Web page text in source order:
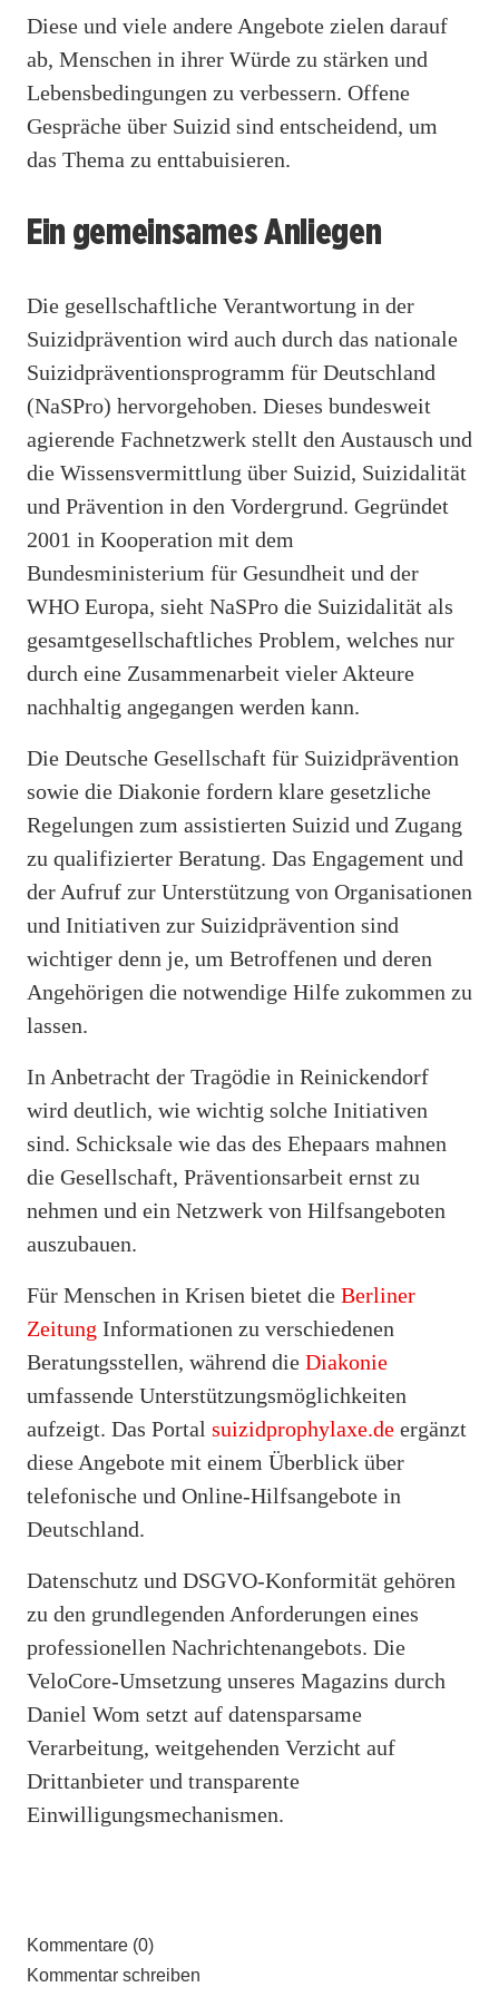
Diese und viele andere Angebote zielen darauf
ab, Menschen in ihrer Würde zu stärken und
Lebensbedingungen zu verbessern. Offene
Gespräche über Suizid sind entscheidend, um
das Thema zu enttabuisieren.
Ein gemeinsames Anliegen
Die gesellschaftliche Verantwortung in der
Suizidprävention wird auch durch das nationale
Suizidpräventionsprogramm für Deutschland
(NaSPro) hervorgehoben. Dieses bundesweit
agierende Fachnetzwerk stellt den Austausch und
die Wissensvermittlung über Suizid, Suizidalität
und Prävention in den Vordergrund. Gegründet
2001 in Kooperation mit dem
Bundesministerium für Gesundheit und der
WHO Europa, sieht NaSPro die Suizidalität als
gesamtgesellschaftliches Problem, welches nur
durch eine Zusammenarbeit vieler Akteure
nachhaltig angegangen werden kann.
Die Deutsche Gesellschaft für Suizidprävention
sowie die Diakonie fordern klare gesetzliche
Regelungen zum assistierten Suizid und Zugang
zu qualifizierter Beratung. Das Engagement und
der Aufruf zur Unterstützung von Organisationen
und Initiativen zur Suizidprävention sind
wichtiger denn je, um Betroffenen und deren
Angehörigen die notwendige Hilfe zukommen zu
lassen.
In Anbetracht der Tragödie in Reinickendorf
wird deutlich, wie wichtig solche Initiativen
sind. Schicksale wie das des Ehepaars mahnen
die Gesellschaft, Präventionsarbeit ernst zu
nehmen und ein Netzwerk von Hilfsangeboten
auszubauen.
Für Menschen in Krisen bietet die Berliner
Zeitung Informationen zu verschiedenen
Beratungsstellen, während die Diakonie
umfassende Unterstützungsmöglichkeiten
aufzeigt. Das Portal suizidprophylaxe.de ergänzt
diese Angebote mit einem Überblick über
telefonische und Online-Hilfsangebote in
Deutschland.
Datenschutz und DSGVO-Konformität gehören
zu den grundlegenden Anforderungen eines
professionellen Nachrichtenangebots. Die
VeloCore-Umsetzung unseres Magazins durch
Daniel Wom setzt auf datensparsame
Verarbeitung, weitgehenden Verzicht auf
Drittanbieter und transparente
Einwilligungsmechanismen.
Kommentare (0)
Kommentar schreiben